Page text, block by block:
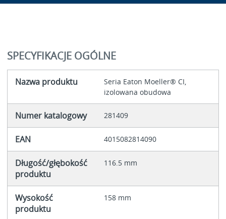
SPECYFIKACJE OGÓLNE
Nazwa produktu
Seria Eaton Moeller® CI,
izolowana obudowa
Numer katalogowy 281409
EAN 4015082814090
Długość/głębokość
produktu
116.5 mm
Wysokość
produktu
158 mm